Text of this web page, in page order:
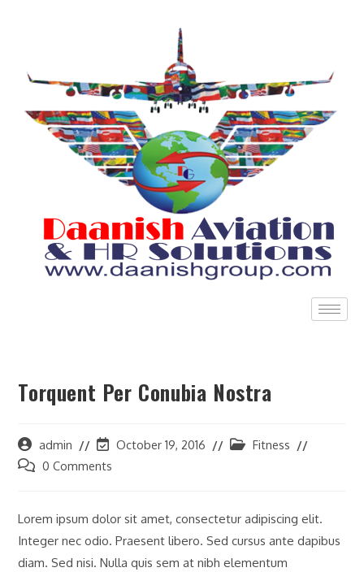
Torquent Per Conubia Nostra
admin October 19, 2016
Fitness
0 Comments
Lorem ipsum dolor sit amet, consectetur adipiscing elit.
Integer nec odio. Praesent libero. Sed cursus ante dapibus
diam. Sed nisi. Nulla quis sem at nibh elementum